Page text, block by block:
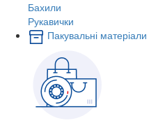
Бахили
Рукавички
Пакувальні матеріали